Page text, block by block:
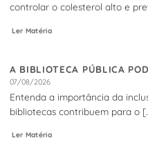
controlar o colesterol alto e
Ler Matéria
A BIBLIOTECA PÚBLICA
07/08/2026
Entenda a importância da
bibliotecas contribuem para o
Ler Matéria